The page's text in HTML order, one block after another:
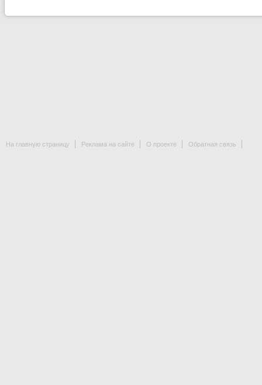
На главную страницу Реклама на сайте О проекте Обратная связь